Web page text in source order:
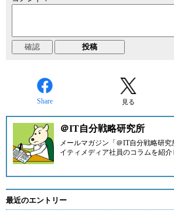
Share 見る
＠IT自分戦略研究所
メールマガジン「＠IT自分戦略研究
イティメディア社員のコラムを紹介
最近のエントリー